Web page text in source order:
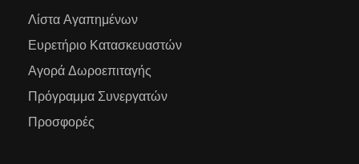
Λίστα Αγαπημένων
Ευρετήριο Κατασκευαστών
Αγορά Δωροεπιταγής
Πρόγραμμα Συνεργατών
Προσφορές